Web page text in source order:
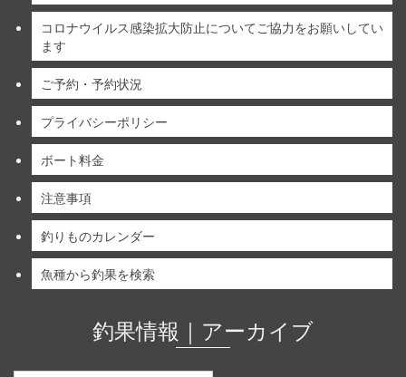
コロナウイルス感染拡大防止についてご協力をお願いしてい
ます
ご予約・予約状況
プライバシーポリシー
ボート料金
注意事項
釣りものカレンダー
魚種から釣果を検索
釣果情報｜アーカイブ